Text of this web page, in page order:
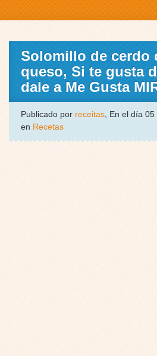
Solomillo de cerdo
queso, Si te gusta
dale a Me Gusta
Publicado por receitas, En el día
en Recetas